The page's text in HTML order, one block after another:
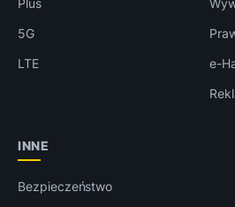
Plus
5G
LTE
e-
INNE
Bezpieczeństwo